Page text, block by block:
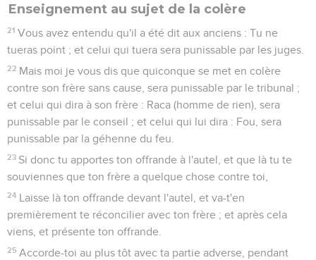
Enseignement au sujet de la colère
21 Vous avez entendu qu'il a été dit aux anciens : Tu ne
tueras point ; et celui qui tuera sera punissable par les juges.
22 Mais moi je vous dis que quiconque se met en colère
contre son frère sans cause, sera punissable par le tribunal ;
et celui qui dira à son frère : Raca (homme de rien), sera
punissable par le conseil ; et celui qui lui dira : Fou, sera
punissable par la géhenne du feu.
23 Si donc tu apportes ton offrande à l'autel, et que là tu te
souviennes que ton frère a quelque chose contre toi,
24 Laisse là ton offrande devant l'autel, et va-t'en
premièrement te réconcilier avec ton frère ; et après cela
viens, et présente ton offrande.
25 Accorde-toi au plus tôt avec ta partie adverse, pendant